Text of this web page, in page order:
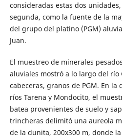
consideradas estas dos
segunda, como la fuente de la
del grupo del platino (PGM)
Juan.
El muestreo de minerales
aluviales mostró a lo largo del río
cabeceras, granos de PGM. En la
ríos Tarena y Mondocito, el
batea provenientes de suelo y
trincheras delimitó una aureola
de la dunita, 200x300 m, donde